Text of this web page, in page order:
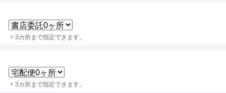
3カ所まで指定できます。
3カ所まで指定できます。